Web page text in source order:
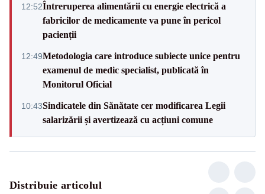
12:52Întreruperea alimentării cu energie electrică a
fabricilor de medicamente va pune în pericol
pacienții
12:49Metodologia care introduce subiecte unice pentru
examenul de medic specialist, publicată în
Monitorul Oficial
10:43Sindicatele din Sănătate cer modificarea Legii
salarizării și avertizează cu acțiuni comune
Distribuie articolul